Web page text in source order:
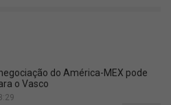
do América-MEX pode
o Vasco